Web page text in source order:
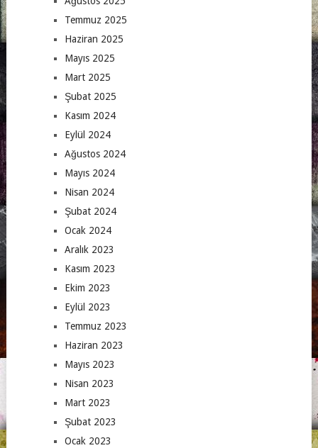
Temmuz 2025
Haziran 2025
Mayıs 2025
Mart 2025
Şubat 2025
Kasım 2024
Eylül 2024
Ağustos 2024
Mayıs 2024
Nisan 2024
Şubat 2024
Ocak 2024
Aralık 2023
Kasım 2023
Ekim 2023
Eylül 2023
Temmuz 2023
Haziran 2023
Mayıs 2023
Nisan 2023
Mart 2023
Şubat 2023
Ocak 2023